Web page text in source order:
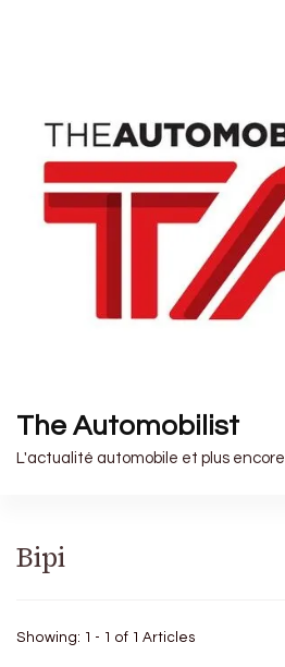
The Automobilist
L'actualité automobile et plus encore
Bipi
Showing: 1 - 1 of 1 Articles